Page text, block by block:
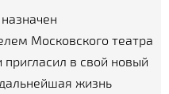
Московского театра
в свой новый
жизнь